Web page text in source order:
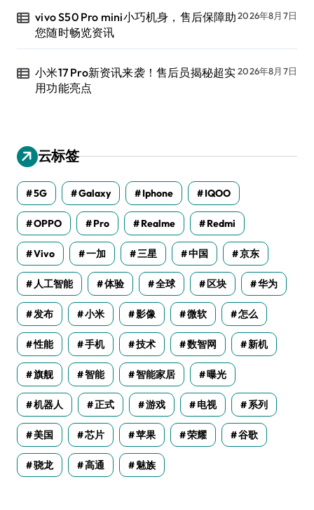
vivo S50 Pro mini小巧机身，售后保障助
您随时畅览资讯
2026年8月7日
小米17 Pro新资讯来袭！售后员揭秘超实
用功能亮点
2026年8月7日
云标签
5G Galaxy Iphone IQOO
OPPO Pro Realme Redmi
Vivo 一加 三星 中国 京东
人工智能 体验 全球 区块 华为
发布 小米 影像 微软 怎么
性能 手机 技术 数智网 新机
旗舰 智能 智能家居 曝光
机器人 正式 游戏 电视 系列
美国 芯片 苹果 荣耀 谷歌
骁龙 高通 魅族